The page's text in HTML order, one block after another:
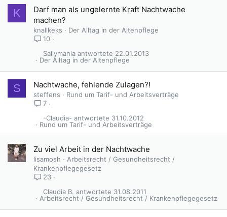
K
Darf man als ungelernte Kraft Nachtwache
machen?
knallkeks
Der Alltag in der Altenpflege
10
Der Alltag in der Altenpflege
22.01.2013
Sallymania
S Nachtwache, fehlende Zulagen?!
steffens
Rund um Tarif- und Arbeitsverträge
7
Rund um Tarif- und Arbeitsverträge
31.10.2012
-Claudia-
Zu viel Arbeit in der Nachtwache
lisamosh
Arbeitsrecht / Gesundheitsrecht /
Krankenpflegegesetz
23
Arbeitsrecht / Gesundheitsrecht / Krankenpflegegesetz
31.08.2011
Claudia B.